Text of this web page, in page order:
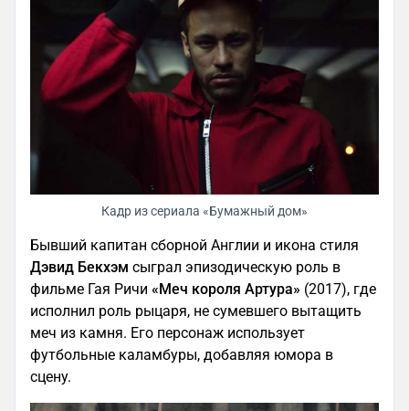
Кадр из сериала «Бумажный дом»
Бывший капитан сборной Англии и икона стиля
Дэвид Бекхэм сыграл эпизодическую роль в
фильме Гая Ричи «Меч короля Артура» (2017), где
исполнил роль рыцаря, не сумевшего вытащить
меч из камня. Его персонаж использует
футбольные каламбуры, добавляя юмора в
сцену.